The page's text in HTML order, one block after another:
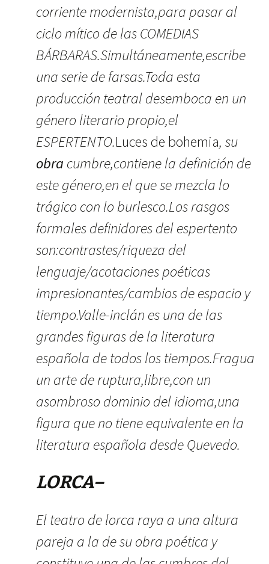
corriente modernista,para pasar al
ciclo mítico de las COMEDIAS
BÁRBARAS.Simultáneamente,escribe
una serie de farsas.Toda esta
producción teatral desemboca en un
género literario propio,el
ESPERTENTO.Luces de bohemia, su
obra cumbre,contiene la definición de
este género,en el que se mezcla lo
trágico con lo burlesco.Los rasgos
formales definidores del espertento
son:contrastes/riqueza del
lenguaje/acotaciones poéticas
impresionantes/cambios de espacio y
tiempo.Valle-inclán es una de las
grandes figuras de la literatura
española de todos los tiempos.Fragua
un arte de ruptura,libre,con un
asombroso dominio del idioma,una
figura que no tiene equivalente en la
literatura española desde Quevedo.
LORCA–
El teatro de lorca raya a una altura
pareja a la de su obra poética y